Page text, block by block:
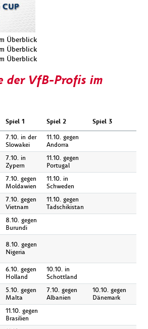
Überblick
Überblick
Überblick
der VfB-Profis im
Spiel 1 Spiel 2 Spiel 3
7.10. in der
Slowakei
11.10. gegen
Andorra
7.10. in
Zypern
11.10. gegen
Portugal
7.10. gegen
Moldawien
11.10. in
Schweden
7.10. gegen
Vietnam
11.10. gegen
Tadschikistan
8.10. gegen
Burundi
8.10. gegen
Nigeria
6.10. gegen
Holland
10.10. in
Schottland
5.10. gegen
Malta
7.10. gegen
Albanien
10.10. gegen
Dänemark
11.10. gegen
Brasilien